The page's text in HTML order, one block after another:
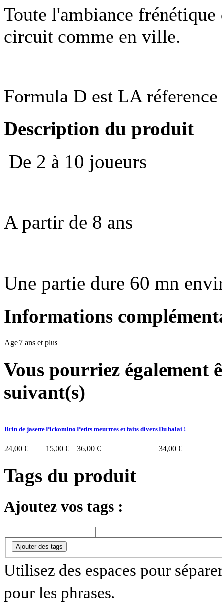
Toute l'ambiance
circuit comme en ville.
Formula D est LA
Description du produit
De 2 à 10 joueurs
A partir de 8 ans
Une partie dure 60 mn
Informations
Age7 ans et plus
Vous pourriez également
suivant(s)
Brin de jasette
24,00 €
Pickomino
15,00 €
Petits meurtres et faits divers
36,00 €
Du balai !
34,00 €
Tags du produit
Ajoutez vos tags :
Ajouter des tags
Utilisez des espaces pour
pour les phrases.